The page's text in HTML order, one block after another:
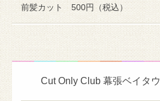
前髪カット 500円（税込）
Cut Only Club 幕張ベイタ